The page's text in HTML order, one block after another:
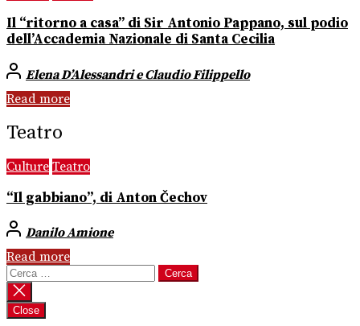
Il “ritorno a casa” di Sir Antonio Pappano, sul podio
dell’Accademia Nazionale di Santa Cecilia
Elena D’Alessandri e Claudio Filippello
Read more
Teatro
Culture Teatro
“Il gabbiano”, di Anton Čechov
Danilo Amione
Read more
Ricerca
per:
Close